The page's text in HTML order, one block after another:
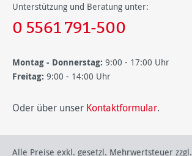
Unterstützung und Beratung unter:
0 5561 791-500
Montag - Donnerstag: 9:00 - 17:00 Uhr
Freitag: 9:00 - 14:00 Uhr
Oder über unser Kontaktformular.
Alle Preise exkl. gesetzl. Mehrwertsteuer zzgl.